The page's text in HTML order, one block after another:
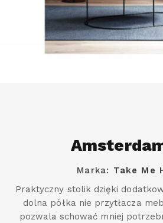
Marka: Take Me
Praktyczny stolik dzięki
dolna półka nie przytłacza
pozwala schować mniej